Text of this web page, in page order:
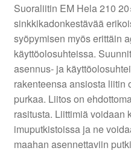
Suoraliitin EM Hela 210
sinkkikadonkestävää
syöpymisen myös erittäin
käyttöolosuhteissa.
asennus- ja
rakenteensa ansiosta liitin
purkaa. Liitos on
rasitusta. Liittimiä voidaan
imuputkistoissa ja ne
maahan asennettaviin